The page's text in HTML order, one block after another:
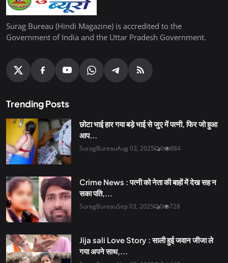
Surag Bureau (Hindi Magazine) is accredited to the
Government of India and the Uttar Pradesh Government.
Trending Posts
छोटा भाई हार गया बड़े भाई से जुए में पत्नी, फिर जो हुआ
आप...
SuragBureauAug 03, 2025 0 884
Crime News : पत्नी को नेता की बाहों में देख सह न
सका पति,...
SuragBureauSep 03, 2025 0 728
Jija sali Love Story : साली हुई जवान जीजा ले
गया अपने साथ,...